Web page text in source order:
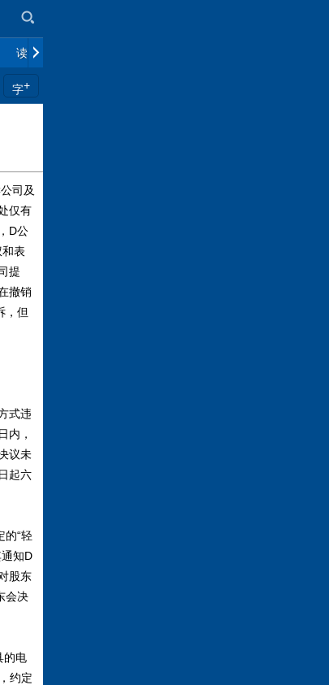
读书
字+
司及
仅有
D公
和表
提
撤销
，但
式违
内，
议未
起六
“轻
知D
股东
会决
的电
约定